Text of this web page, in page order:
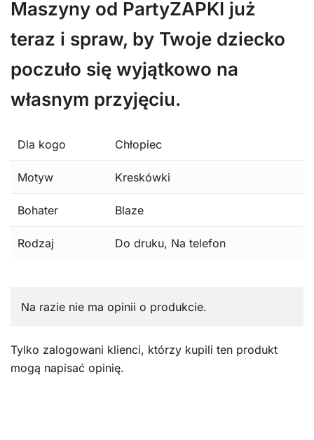
Maszyny od PartyZAPKI już
teraz i spraw, by Twoje dziecko
poczuło się wyjątkowo na
własnym przyjęciu.
Dla kogo Chłopiec
Motyw Kreskówki
Bohater Blaze
Rodzaj Do druku, Na telefon
Na razie nie ma opinii o produkcie.
Tylko zalogowani klienci, którzy kupili ten produkt
mogą napisać opinię.